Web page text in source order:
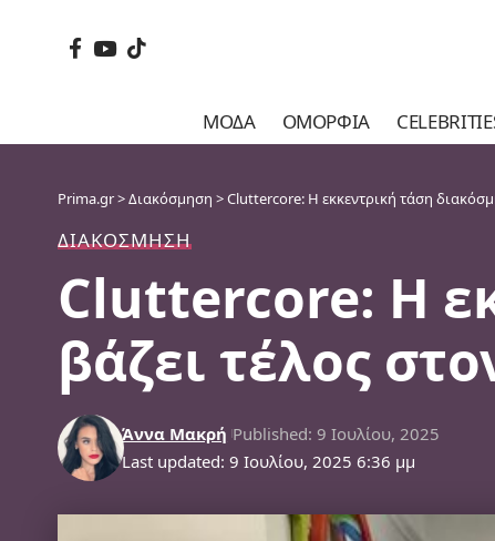
ΜΌΔΑ ΟΜΟΡΦΙΆ
Prima.gr>Διακόσμηση >Cluttercore: Η εκκεντρική τάση
ΔΙΑΚΌΣΜΗΣΗ
Cluttercore: Η
βάζει τέλος
Last updated: 9 Ιουλίου, 2025 6:36 μμ
Άννα Μακρή Published: 9 Ιουλίου, 2025